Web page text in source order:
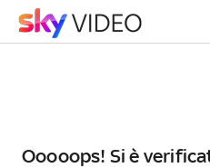
Ooooops! Si è